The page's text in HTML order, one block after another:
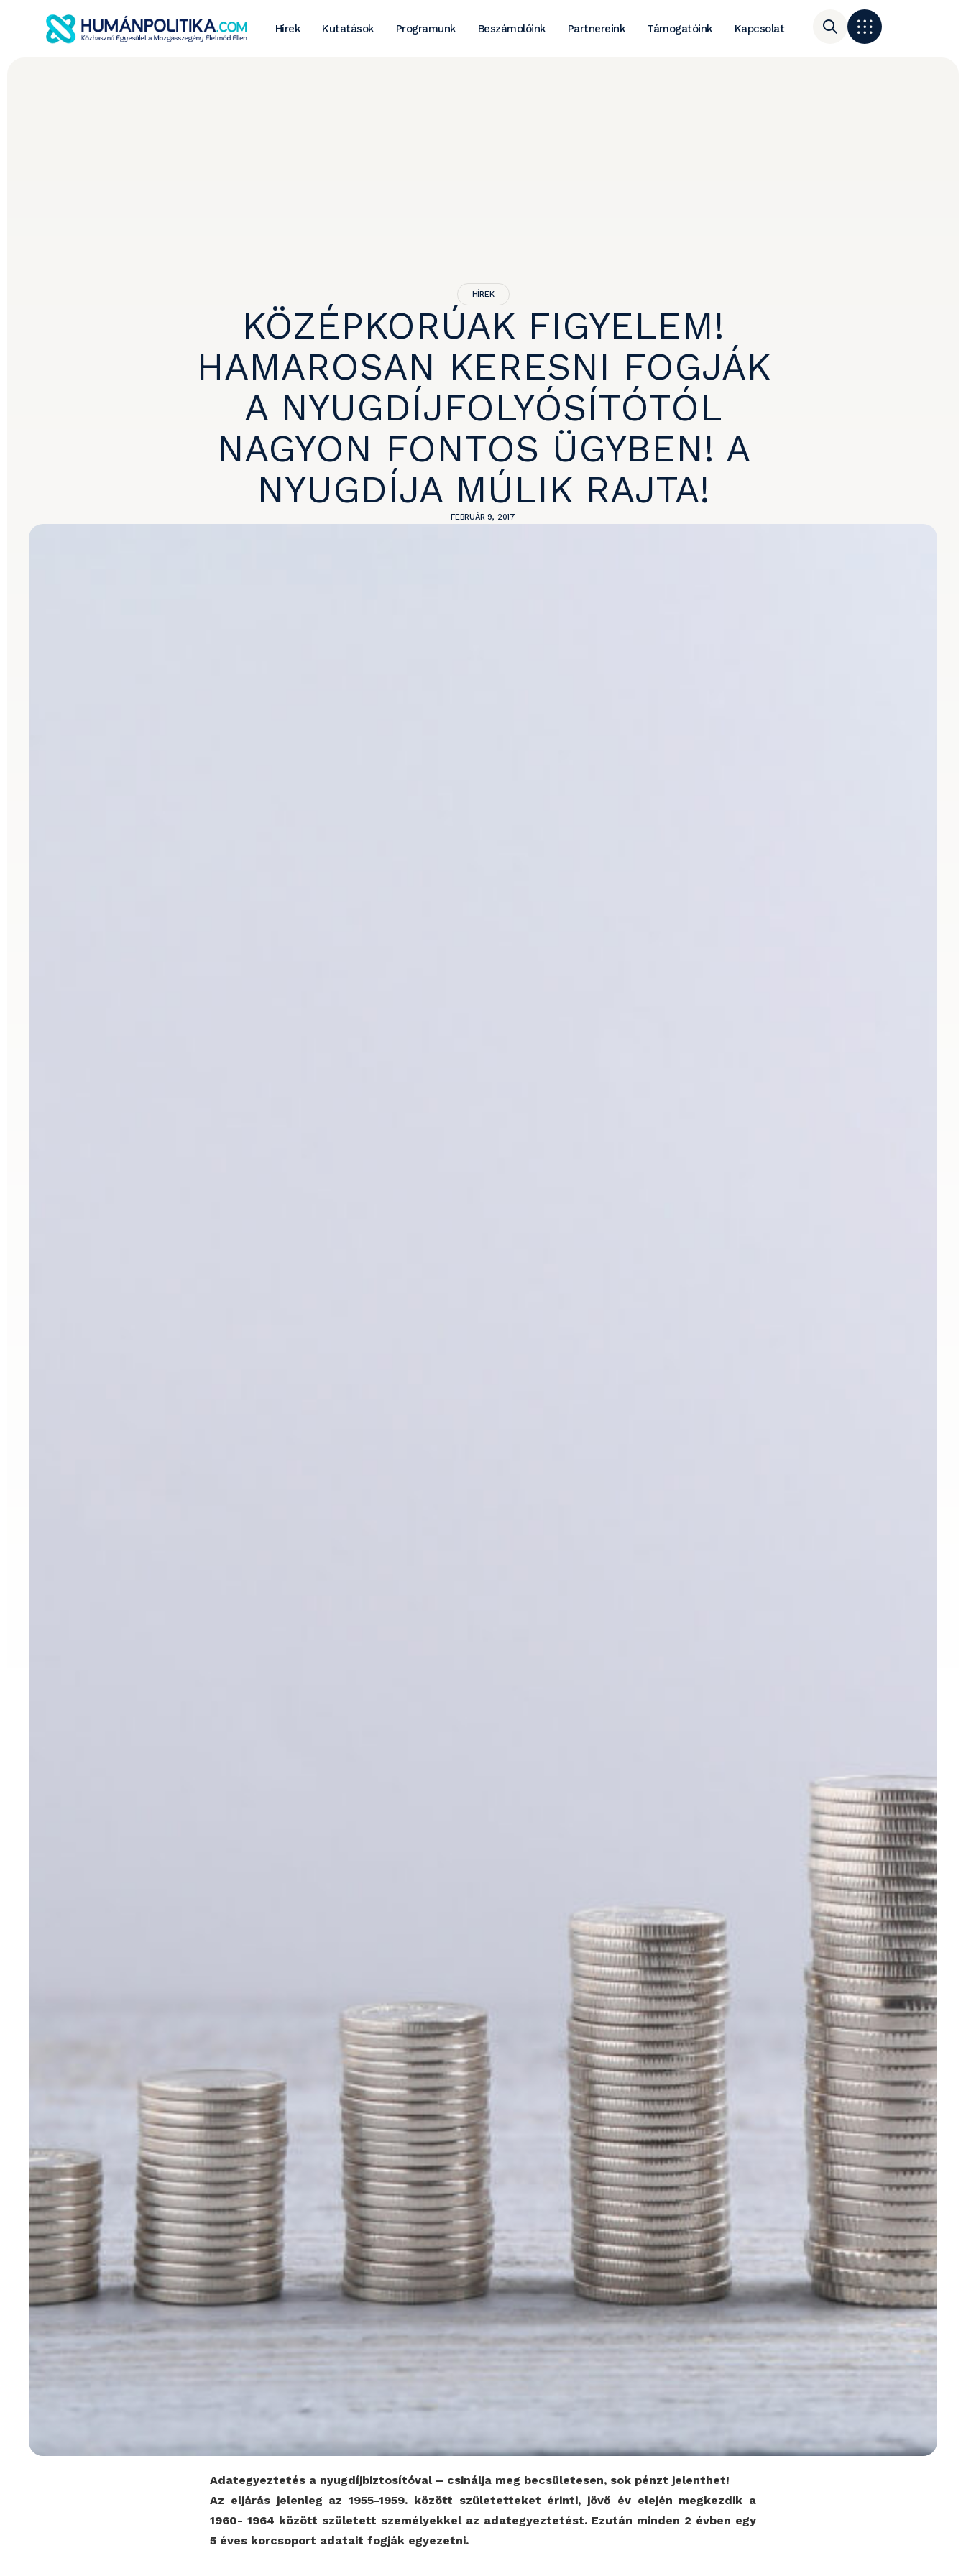
Hírek Kutatások Programunk Beszámolóink Partnereink Támogatóink Kapcsolat
HÍREK
KÖZÉPKORÚAK FIGYELEM!
HAMAROSAN KERESNI FOGJÁK
A NYUGDÍJFOLYÓSÍTÓTÓL
NAGYON FONTOS ÜGYBEN! A
NYUGDÍJA MÚLIK RAJTA!
FEBRUÁR 9, 2017
Adategyeztetés a nyugdíjbiztosítóval – csinálja meg becsületesen, sok pénzt jelenthet!
Az eljárás jelenleg az 1955-1959. között születetteket érinti, jövő év elején megkezdik a
1960- 1964 között született személyekkel az adategyeztetést. Ezután minden 2 évben egy
5 éves korcsoport adatait fogják egyezetni.